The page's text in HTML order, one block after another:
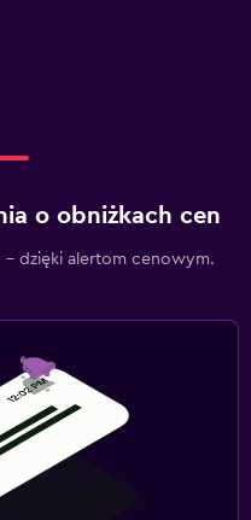
o obniżkach cen
– dzięki alertom cenowym.